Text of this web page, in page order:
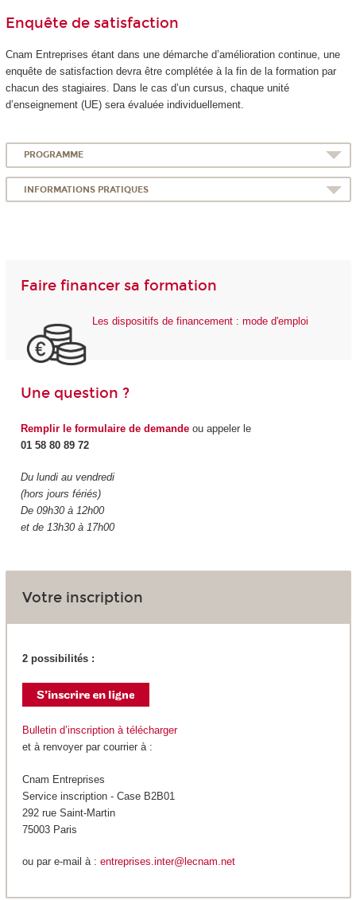
Enquête de satisfaction
Cnam Entreprises étant dans une démarche d’amélioration continue, une
enquête de satisfaction devra être complétée à la fin de la formation par
chacun des stagiaires. Dans le cas d’un cursus, chaque unité
d’enseignement (UE) sera évaluée individuellement.
PROGRAMME
INFORMATIONS PRATIQUES
Faire financer sa formation
Les dispositifs de financement : mode d'emploi
Une question ?
Remplir le formulaire de demandeou appeler le
01 58 80 89 72
Du lundi au vendredi
(hors jours fériés)
De 09h30 à 12h00
et de 13h30 à 17h00
Votre inscription
2 possibilités :
Bulletin d’inscription à télécharger
et à renvoyer par courrier à :
Cnam Entreprises
Service inscription - Case B2B01
292 rue Saint-Martin
75003 Paris
ou par e-mail à : entreprises.inter@lecnam.net